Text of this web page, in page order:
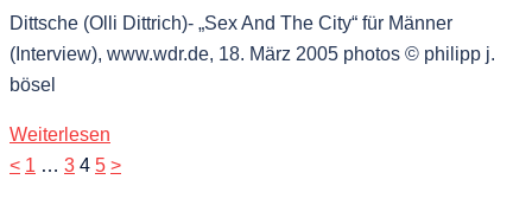
Dittsche (Olli Dittrich)- „Sex And The City“ für Männer
(Interview), www.wdr.de, 18. März 2005 photos © philipp j.
bösel
Weiterlesen
Seitennummerierung
< 1 … 3 4 5 >